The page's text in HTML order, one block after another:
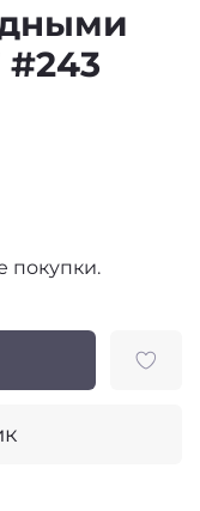
покупки.